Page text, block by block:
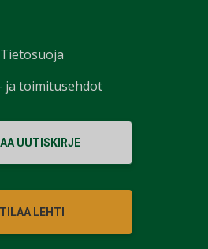
UUTISKIRJE
TILAA LEHTI
Tietosuoja
ja toimitusehdot